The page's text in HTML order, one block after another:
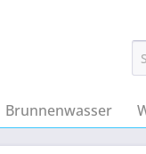
Brunnenwasser